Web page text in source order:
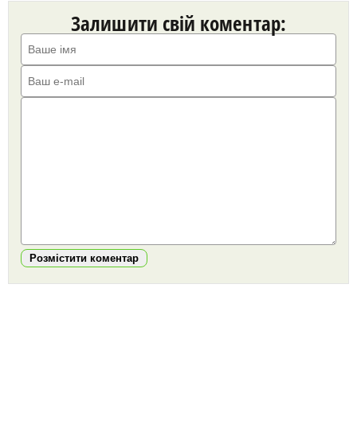
Залишити свій коментар:
Розмістити коментар